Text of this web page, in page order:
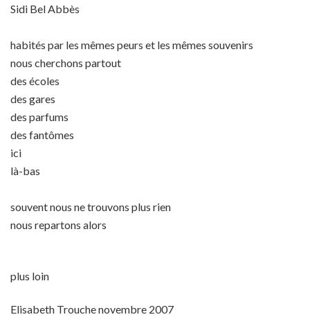
Sidi Bel Abbès
habités par les mêmes peurs et les mêmes souvenirs
nous cherchons partout
des écoles
des gares
des parfums
des fantômes
ici
là-bas
souvent nous ne trouvons plus rien
nous repartons alors
plus loin
Elisabeth Trouche novembre 2007